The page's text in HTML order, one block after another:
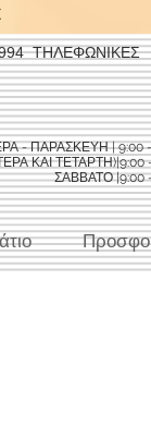
ΤΗΛΕΦΩΝΙΚΕΣ
- ΠΑΡΑΣΚΕΥΗ | 9:00 -
ΚΑΙ ΤΕΤΑΡΤΗ)|9:00
ΣΑΒΒΑΤΟ |9:00